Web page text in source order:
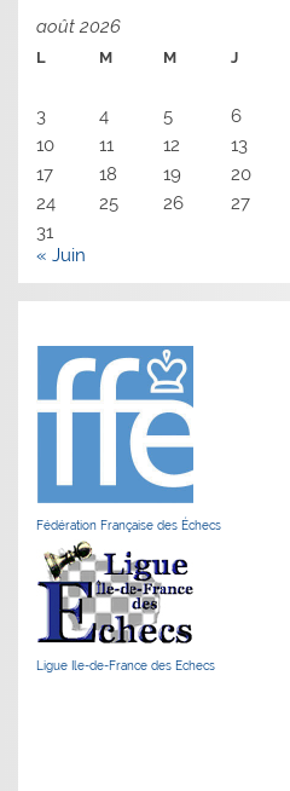
août 2026
L M M J
3
4 5 6
10
11 12 13
17
18 19 20
24
25 26 27
31
« Juin
Fédération Française des Échecs
Ligue Ile-de-France des Echecs